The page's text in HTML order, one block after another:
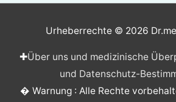
Urheberrechte © 2026
✚Über uns und medizinische
und Datenschutz-
� Warnung : Alle Rechte